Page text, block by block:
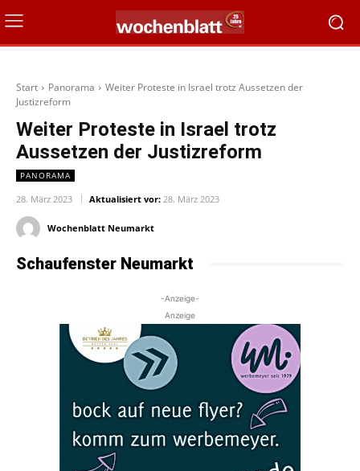
Start Panorama
Weiter Proteste in Israel trotz Aussetzen der
Justizreform
Weiter Proteste in Israel trotz
Aussetzen der Justizreform
PANORAMA
28. März 2023 Aktualisiert vor: 28. März 2023
Wochenblatt Neumarkt
Schaufenster Neumarkt
-Anzeige-
Anzeige